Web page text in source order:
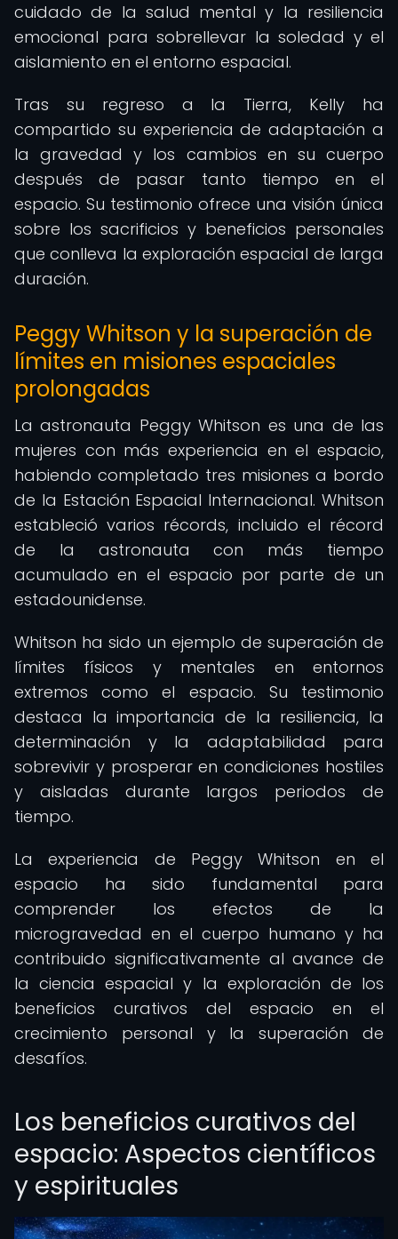
cuidado de la salud mental y la resiliencia
emocional para sobrellevar la soledad y el
aislamiento en el entorno espacial.
Tras su regreso a la Tierra, Kelly ha
compartido su experiencia de adaptación a
la gravedad y los cambios en su cuerpo
después de pasar tanto tiempo en el
espacio. Su testimonio ofrece una visión única
sobre los sacrificios y beneficios personales
que conlleva la exploración espacial de larga
duración.
Peggy Whitson y la superación de
límites en misiones espaciales
prolongadas
La astronauta Peggy Whitson es una de las
mujeres con más experiencia en el espacio,
habiendo completado tres misiones a bordo
de la Estación Espacial Internacional. Whitson
estableció varios récords, incluido el récord
de la astronauta con más tiempo
acumulado en el espacio por parte de un
estadounidense.
Whitson ha sido un ejemplo de superación de
límites físicos y mentales en entornos
extremos como el espacio. Su testimonio
destaca la importancia de la resiliencia, la
determinación y la adaptabilidad para
sobrevivir y prosperar en condiciones hostiles
y aisladas durante largos periodos de
tiempo.
La experiencia de Peggy Whitson en el
espacio ha sido fundamental para
comprender los efectos de la
microgravedad en el cuerpo humano y ha
contribuido significativamente al avance de
la ciencia espacial y la exploración de los
beneficios curativos del espacio en el
crecimiento personal y la superación de
desafíos.
Los beneficios curativos del
espacio: Aspectos científicos
y espirituales